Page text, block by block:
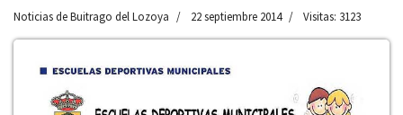
Noticias de Buitrago del Lozoya 22 septiembre 2014 Visitas: 3123